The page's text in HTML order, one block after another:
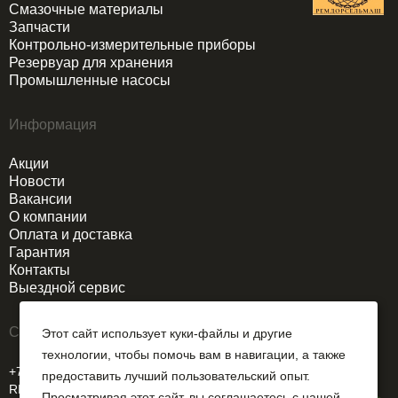
Смазочные материалы
Запчасти
Контрольно-измерительные приборы
Резервуар для хранения
Промышленные насосы
Информация
Акции
Новости
Вакансии
О компании
Оплата и доставка
Гарантия
Контакты
Выездной сервис
Связаться
+7 (926)205-74-55
REMDORSELMASH@yandex.ru
Этот сайт использует куки-файлы и другие
технологии, чтобы помочь вам в навигации, а также
предоставить лучший пользовательский опыт.